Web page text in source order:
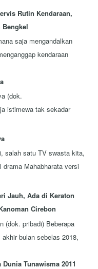
Rutin Kendaraan,
saja mengandalkan
kendaraan
(dok.
istimewa tak sekadar
salah satu TV swasta kita,
Mahabharata versi
Jauh, Ada di Keraton
Cirebon
(dok. pribadi) Beberapa
bulan sebelas 2018,
Tunawisma 2011